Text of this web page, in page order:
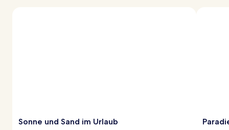
Sonne und Sand im Urlaub